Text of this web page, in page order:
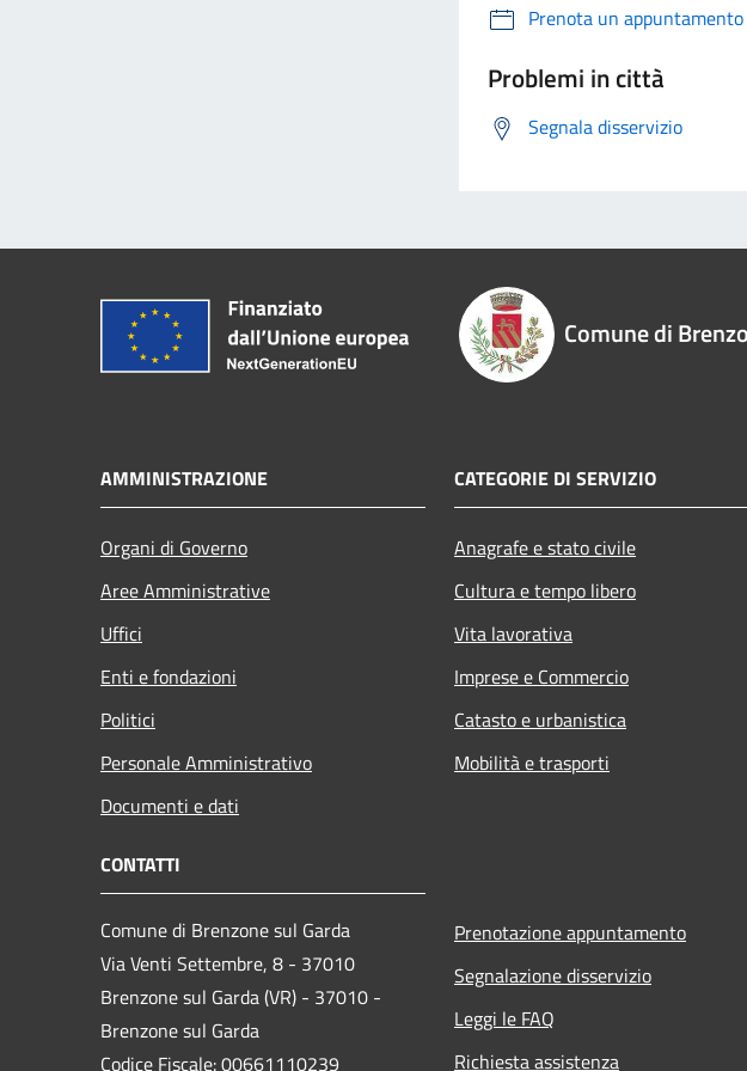
Prenota un appuntamento
Problemi in città
Segnala disservizio
Comune di
AMMINISTRAZIONE
Organi di Governo
Aree Amministrative
Uffici
Enti e fondazioni
Politici
Personale Amministrativo
Documenti e dati
CATEGORIE DI SERVIZIO
Anagrafe e stato civile
Cultura e tempo libero
Vita lavorativa
Imprese e Commercio
Catasto e urbanistica
Mobilità e trasporti
CONTATTI
Comune di Brenzone sul Garda
Via Venti Settembre, 8 - 37010
Brenzone sul Garda (VR) - 37010 -
Brenzone sul Garda
Codice Fiscale: 00661110239
Prenotazione appuntamento
Segnalazione disservizio
Leggi le FAQ
Richiesta assistenza